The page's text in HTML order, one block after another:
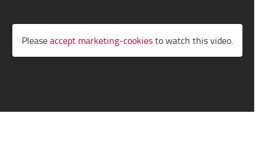
Pleaseaccept marketing-cookiesto watch this video.